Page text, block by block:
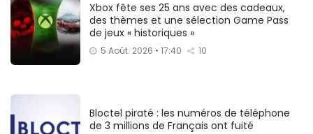
Xbox fête ses 25 ans avec des cadeaux,
des thèmes et une sélection Game Pass
de jeux « historiques »
5 Août. 2026 • 17:40 10
Bloctel piraté : les numéros de téléphone
de 3 millions de Français ont fuité